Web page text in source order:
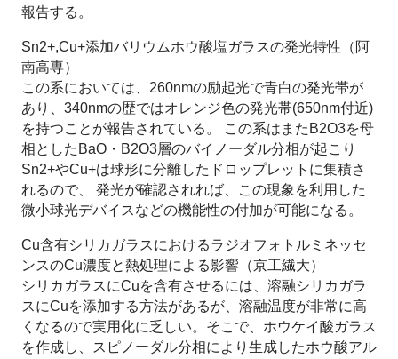
報告する。
Sn2+,Cu+添加バリウムホウ酸塩ガラスの発光特性（阿
南高専）
この系においては、260nmの励起光で青白の発光帯が
あり、340nmの歴ではオレンジ色の発光帯(650nm付近)
を持つことが報告されている。 この系はまたB2O3を母
相としたBaO・B2O3層のバイノーダル分相が起こり
Sn2+やCu+は球形に分離したドロップレットに集積さ
れるので、 発光が確認されれば、この現象を利用した
微小球光デバイスなどの機能性の付加が可能になる。
Cu含有シリカガラスにおけるラジオフォトルミネッセ
ンスのCu濃度と熱処理による影響（京工繊大）
シリカガラスにCuを含有させるには、溶融シリカガラ
スにCuを添加する方法があるが、溶融温度が非常に高
くなるので実用化に乏しい。そこで、ホウケイ酸ガラス
を作成し、スピノーダル分相により生成したホウ酸アル